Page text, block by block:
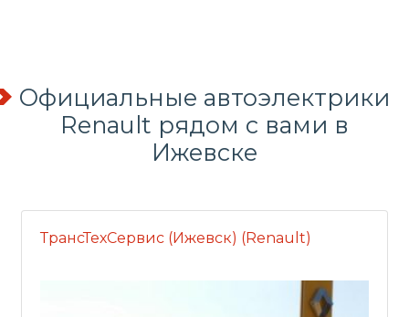
Официальные автоэлектрики
Renault рядом с вами в
Ижевске
ТрансТехСервис (Ижевск) (Renault)